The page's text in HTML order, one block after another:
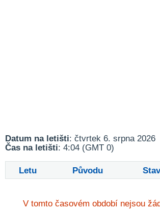
Datum na letišti: čtvrtek 6. srpna 2026
Čas na letišti: 4:04 (GMT 0)
Letu Původu Stav
V tomto časovém období nejsou